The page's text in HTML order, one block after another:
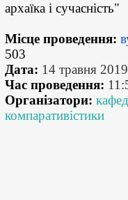
архаїка і сучасність"
Місце проведення:
503
Дата: 14 травня
Час проведення:
Організатори:
компаративістики